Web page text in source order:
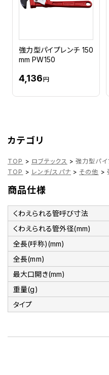
強力型パイプレンチ 150
mm PW150
4,136円
カテゴリ
TOP > ロブテックス > 強力型パ
TOP > レンチ/スパナ > その他 >
商品仕様
くわえられる管呼び寸法
くわえられる管外径(mm)
全長(呼称)(mm)
全長(mm)
最大口開き(mm)
重量(g)
タイプ